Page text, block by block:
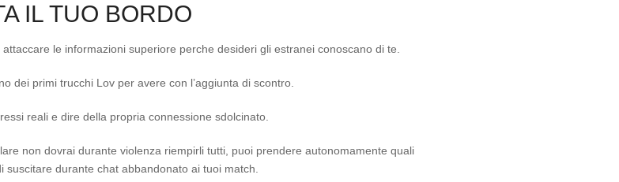
IL TUO BORDO
le informazioni superiore perche desideri gli estranei conoscano di te.
dei primi trucchi Lov per avere con l’aggiunta di scontro.
reali e dire della propria connessione sdolcinato.
non dovrai durante violenza riempirli tutti, puoi prendere autonomamente quali
durante chat abbandonato ai tuoi match.